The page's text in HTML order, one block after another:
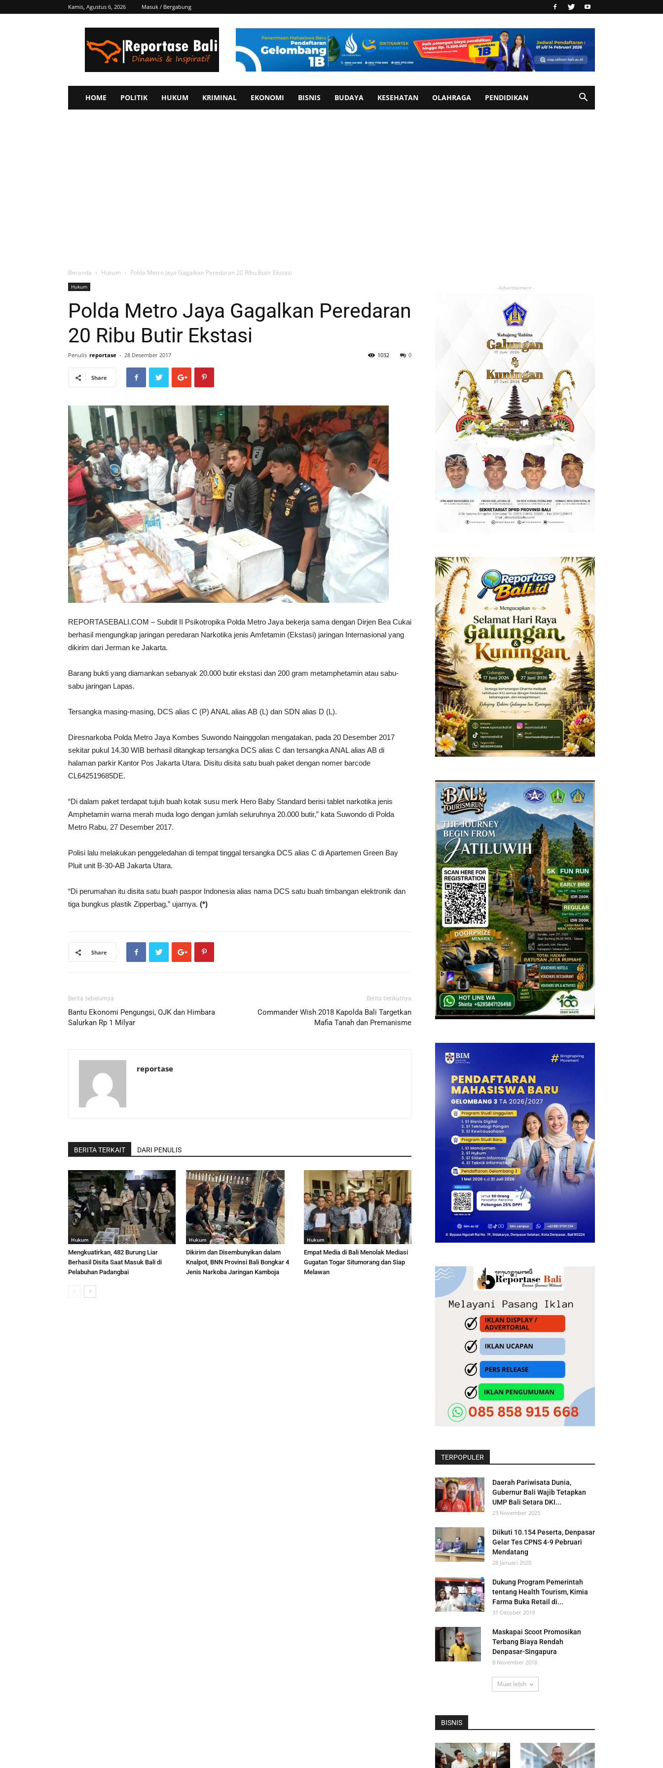
Kamis, Agustus 6, 2026 Masuk / Bergabung
Bali
HOME POLITIK HUKUM KRIMINAL EKONOMI BISNIS BUDAYA KESEHATAN OLAHRAGA PENDIDIKAN
Beranda Hukum Polda Metro Jaya Gagalkan Peredaran 20 Ribu Butir Ekstasi
Hukum
Polda Metro Jaya Gagalkan Peredaran
20 Ribu Butir Ekstasi
Penulis reportase - 28 Desember 2017 0
1032
Share
REPORTASEBALI.COM – Subdit II Psikotropika Polda Metro Jaya bekerja sama dengan Dirjen Bea Cukai
berhasil mengungkap jaringan peredaran Narkotika jenis Amfetamin (Ekstasi) jaringan Internasional yang
dikirim dari Jerman ke Jakarta.
Barang bukti yang diamankan sebanyak 20.000 butir ekstasi dan 200 gram metamphetamin atau sabu-
sabu jaringan Lapas.
Tersangka masing-masing, DCS alias C (P) ANAL alias AB (L) dan SDN alias D (L).
Diresnarkoba Polda Metro Jaya Kombes Suwondo Nainggolan mengatakan, pada 20 Desember 2017
sekitar pukul 14.30 WIB berhasil ditangkap tersangka DCS alias C dan tersangka ANAL alias AB di
halaman parkir Kantor Pos Jakarta Utara. Disitu disita satu buah paket dengan nomer barcode
CL642519685DE.
“Di dalam paket terdapat tujuh buah kotak susu merk Hero Baby Standard berisi tablet narkotika jenis
Amphetamin warna merah muda logo dengan jumlah seluruhnya 20.000 butir,” kata Suwondo di Polda
Metro Rabu, 27 Desember 2017.
Polisi lalu melakukan penggeledahan di tempat tinggal tersangka DCS alias C di Apartemen Green Bay
Pluit unit B-30-AB Jakarta Utara.
“Di perumahan itu disita satu buah paspor Indonesia alias nama DCS satu buah timbangan elektronik dan
tiga bungkus plastik Zipperbag,” ujarnya. (*)
Share
Berita sebelumya
Bantu Ekonomi Pengungsi, OJK dan Himbara
Salurkan Rp 1 Milyar
Berita berikutnya
Commander Wish 2018 Kapolda Bali Targetkan
Mafia Tanah dan Premanisme
reportase
BERITA TERKAIT DARI PENULIS
Hukum
Mengkuatirkan, 482 Burung Liar
Berhasil Disita Saat Masuk Bali di
Pelabuhan Padangbai
Hukum
Dikirim dan Disembunyikan dalam
Knalpot, BNN Provinsi Bali Bongkar 4
Jenis Narkoba Jaringan Kamboja
Hukum
Empat Media di Bali Menolak Mediasi
Gugatan Togar Situmorang dan Siap
Melawan
- Advertisement -
TERPOPULER
Daerah Pariwisata Dunia,
Gubernur Bali Wajib Tetapkan
UMP Bali Setara DKI...
23 November 2025
Diikuti 10.154 Peserta, Denpasar
Gelar Tes CPNS 4-9 Pebruari
Mendatang
28 Januari 2020
Dukung Program Pemerintah
tentang Health Tourism, Kimia
Farma Buka Retail di...
31 Oktober 2019
Maskapai Scoot Promosikan
Terbang Biaya Rendah
Denpasar-Singapura
8 November 2018
Muat lebih
BISNIS